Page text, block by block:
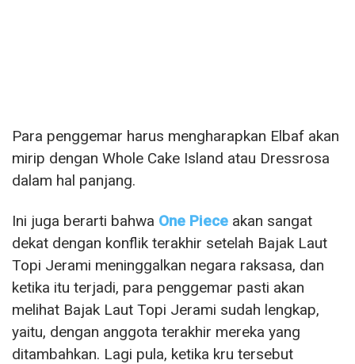
Para penggemar harus mengharapkan Elbaf akan
mirip dengan Whole Cake Island atau Dressrosa
dalam hal panjang.
Ini juga berarti bahwa One Piece akan sangat
dekat dengan konflik terakhir setelah Bajak Laut
Topi Jerami meninggalkan negara raksasa, dan
ketika itu terjadi, para penggemar pasti akan
melihat Bajak Laut Topi Jerami sudah lengkap,
yaitu, dengan anggota terakhir mereka yang
ditambahkan. Lagi pula, ketika kru tersebut